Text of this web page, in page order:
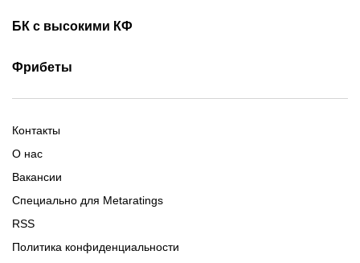
За установку приложения
БК с высокими КФ
Фрибеты
Старым игрокам
Фрибет на День Рождения
Контакты
О нас
Вакансии
Специально для Metaratings
RSS
Политика конфиденциальности